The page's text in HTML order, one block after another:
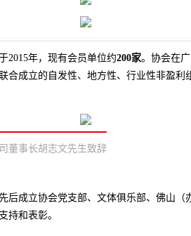
2015年，现有会员单位约200家。协会在
合成立的自发性、地方性、行业性非盈利
董事长胡志文先生致辞
后成立协会党支部、文体俱乐部、佛山
持和表彰。